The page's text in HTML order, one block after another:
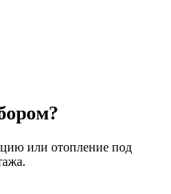
или отопление под